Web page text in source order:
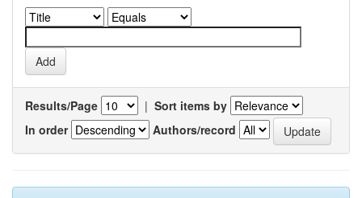
Results/Page | Sort items by
In order
Authors/record